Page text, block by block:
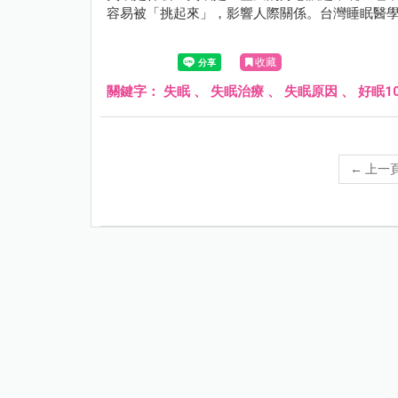
容易被「挑起來」，影響人際關係。台灣睡眠醫
收藏
關鍵字： 失眠、 失眠治療 、 失眠原因 、 好眠
← 上一